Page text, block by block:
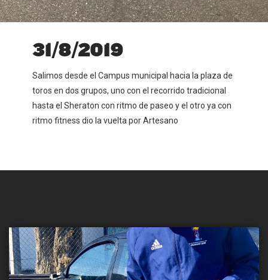
31/8/2019
Salimos desde el Campus municipal hacia la plaza de
toros en dos grupos, uno con el recorrido tradicional
hasta el Sheraton con ritmo de paseo y el otro ya con
ritmo fitness dio la vuelta por Artesano